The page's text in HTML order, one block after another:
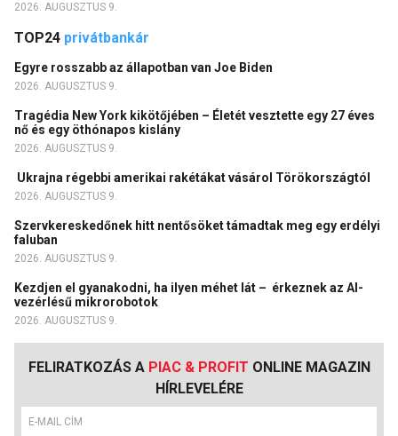
2026. AUGUSZTUS 9.
TOP24 privátbankár
Egyre rosszabb az állapotban van Joe Biden
2026. AUGUSZTUS 9.
Tragédia New York kikötőjében – Életét vesztette egy 27 éves
nő és egy öthónapos kislány
2026. AUGUSZTUS 9.
Ukrajna régebbi amerikai rakétákat vásárol Törökországtól
2026. AUGUSZTUS 9.
Szervkereskedőnek hitt nentősöket támadtak meg egy erdélyi
faluban
2026. AUGUSZTUS 9.
Kezdjen el gyanakodni, ha ilyen méhet lát – érkeznek az AI-
vezérlésű mikrorobotok
2026. AUGUSZTUS 9.
FELIRATKOZÁS A PIAC & PROFIT ONLINE MAGAZIN
HÍRLEVELÉRE